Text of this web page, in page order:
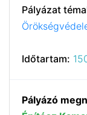
Pályázat
Időtartam:
Pályázó